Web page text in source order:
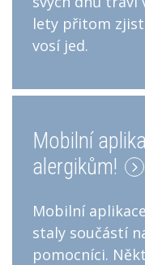
lety přitom
vosí jed.
Mobilní
alergikům!
Mobilní
staly součástí
pomocníci.